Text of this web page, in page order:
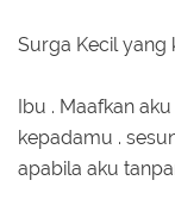
Surga Kecil yang
Ibu . Maafkan
kepadamu .
apabila aku